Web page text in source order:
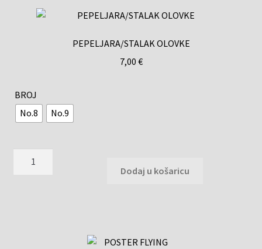
PEPELJARA/STALAK OLOVKE
7,00 €
BROJ
No.8
No.9
Dodaj u košaricu